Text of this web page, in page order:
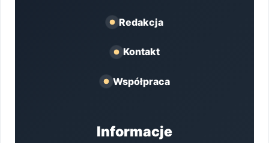
Redakcja
Kontakt
Współpraca
Informacje